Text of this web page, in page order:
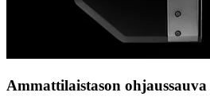
Ammattilaistason ohjaussauva